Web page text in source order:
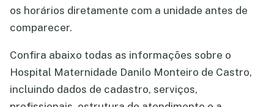
os horários diretamente com a unidade antes de
comparecer.
Confira abaixo todas as informações sobre o
Hospital Maternidade Danilo Monteiro de Castro,
incluindo dados de cadastro, serviços,